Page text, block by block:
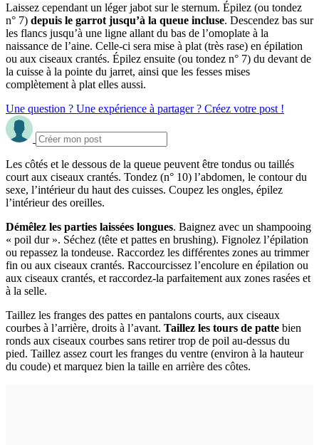
Laissez cependant un léger jabot sur le sternum. Épilez (ou tondez
n° 7) depuis le garrot jusqu’à la queue incluse. Descendez bas sur
les flancs jusqu’à une ligne allant du bas de l’omoplate à la
naissance de l’aine. Celle-ci sera mise à plat (très rase) en épilation
ou aux ciseaux crantés. Épilez ensuite (ou tondez n° 7) du devant de
la cuisse à la pointe du jarret, ainsi que les fesses mises
complètement à plat elles aussi.
Une question ? Une expérience à partager ? Créez votre post !
Les côtés et le dessous de la queue peuvent être tondus ou taillés
court aux ciseaux crantés. Tondez (n° 10) l’abdomen, le contour du
sexe, l’intérieur du haut des cuisses. Coupez les ongles, épilez
l’intérieur des oreilles.
Démêlez les parties laissées longues. Baignez avec un shampooing
« poil dur ». Séchez (tête et pattes en brushing). Fignolez l’épilation
ou repassez la tondeuse. Raccordez les différentes zones au trimmer
fin ou aux ciseaux crantés. Raccourcissez l’encolure en épilation ou
aux ciseaux crantés, et raccordez-la parfaitement aux zones rasées et
à la selle.
Taillez les franges des pattes en pantalons courts, aux ciseaux
courbes à l’arrière, droits à l’avant. Taillez les tours de patte bien
ronds aux ciseaux courbes sans retirer trop de poil au-dessus du
pied. Taillez assez court les franges du ventre (environ à la hauteur
du coude) et marquez bien la taille en arrière des côtes.